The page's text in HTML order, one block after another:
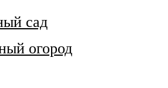
сад
огород